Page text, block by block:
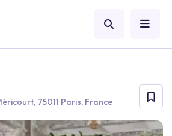
75011 Paris, France